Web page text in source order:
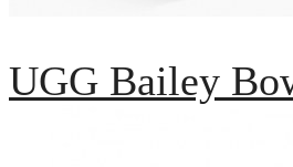
UGG Bailey